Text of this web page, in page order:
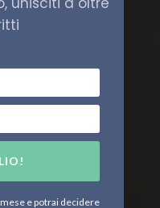
e potrai decidere